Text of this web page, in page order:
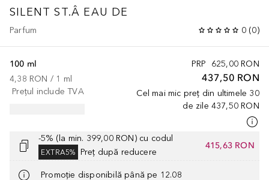
SILENT ST.Â EAU DE
Parfum 0 (0)
PRP 625,00 RON
437,50 RON
Cel mai mic preț din ultimele 30
de zile 437,50 RON
100 ml
4,38 RON / 1 ml
Prețul include TVA
-5% (la min. 399,00 RON) cu codul
EXTRA5% Preț după reducere
415,63 RON
Promoție disponibilă până pe 12.08